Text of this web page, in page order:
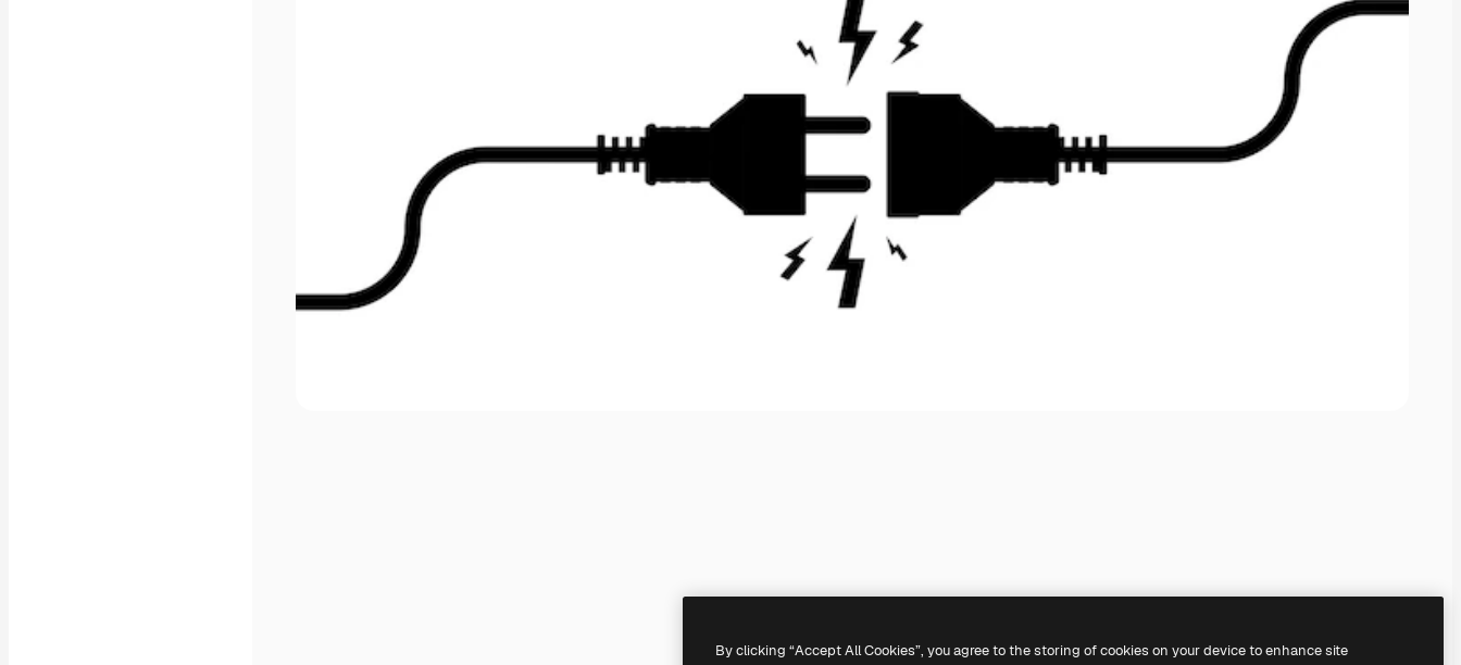
By clicking “Accept All Cookies”, you agree to the storing of cookies on your device to enhance site